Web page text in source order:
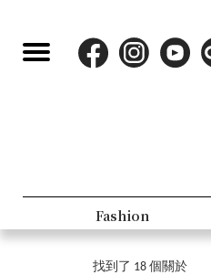
Fashion
找到了 18 個關於